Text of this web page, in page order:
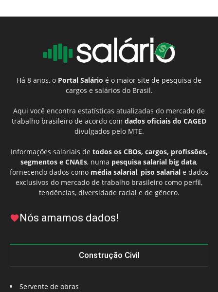
Há 8 anos, o Portal Salário é o maior site de pesquisa de
cargos e salários do Brasil.
Aqui você encontra estatísticas atualizadas do mercado de
trabalho brasileiro de acordo com dados oficiais do CAGED
divulgados pelo MTE.
Informações salariais de todos os CBOs, cargos, profissões,
segmentos e CNAEs, numa pesquisa salarial big data,
fornecendo dados como média salarial, piso salarial e dados
exclusivos do mercado de trabalho brasileiro como perfil,
tendências, diversidade racial e de gênero.
Nós amamos dados!
Construção Civil
Servente de obras